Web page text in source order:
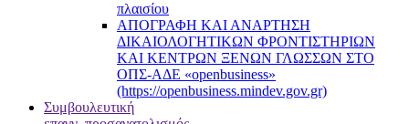
πλαισίου
ΑΠΟΓΡΑΦΗ ΚΑΙ ΑΝΑΡΤΗΣΗ
ΔΙΚΑΙΟΛΟΓΗΤΙΚΩΝ ΦΡΟΝΤΙΣΤΗΡΙΩΝ
ΚΑΙ ΚΕΝΤΡΩΝ ΞΕΝΩΝ ΓΛΩΣΣΩΝ ΣΤΟ
ΟΠΣ-ΑΔΕ «openbusiness»
(https://openbusiness.mindev.gov.gr)
Συμβουλευτική